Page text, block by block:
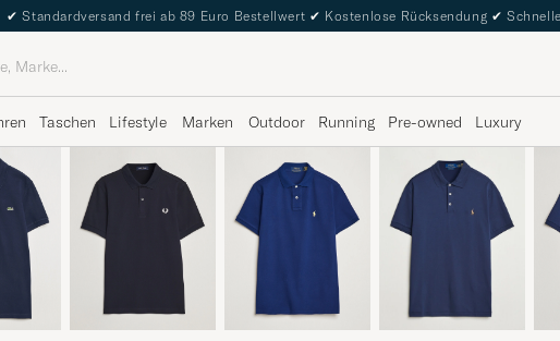
✔ Standardversand frei ab 89 Euro Bestellwert ✔ Kostenlose Rücksendung ✔
Taschen Lifestyle Marken Outdoor Running Pre-owned Luxury